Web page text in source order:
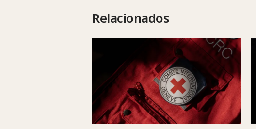
Relacionados